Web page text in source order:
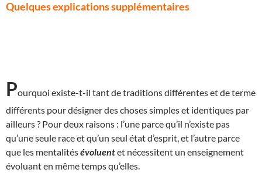
Quelques explications supplémentaires
Pourquoi existe-t-il tant de traditions différentes et de terme
différents pour désigner des choses simples et identiques par
ailleurs ? Pour deux raisons : l’une parce qu’il n’existe pas
qu’une seule race et qu’un seul état d’esprit, et l’autre parce
que les mentalitésévoluentet nécessitent un enseignement
évoluant en même temps qu’elles.